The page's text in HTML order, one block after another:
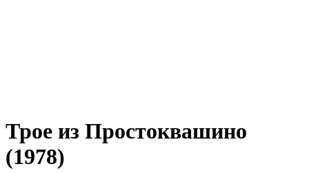
Трое из Простоквашино
(1978)